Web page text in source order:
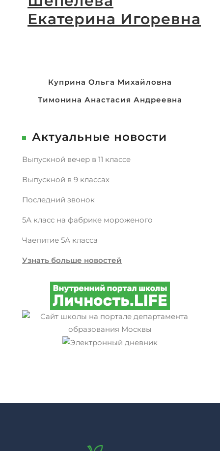
Екатерина Игоревна
НавигацияКуприна Ольга Михайловна
Тимонина Анастасия Андреевна
Актуальные новости
Выпускной вечер в 11 классе
Выпускной в 9 классах
Последний звонок
5А класс на фабрике мороженого
Чаепитие 5А класса
Узнать больше новостей